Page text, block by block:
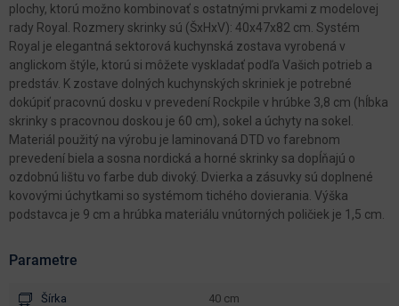
plochy, ktorú možno kombinovať s ostatnými prvkami z modelovej
rady Royal. Rozmery skrinky sú (ŠxHxV): 40x47x82 cm. Systém
Royal je elegantná sektorová kuchynská zostava vyrobená v
anglickom štýle, ktorú si môžete vyskladať podľa Vašich potrieb a
predstáv. K zostave dolných kuchynských skriniek je potrebné
dokúpiť pracovnú dosku v prevedení Rockpile v hrúbke 3,8 cm (hĺbka
skrinky s pracovnou doskou je 60 cm), sokel a úchyty na sokel.
Materiál použitý na výrobu je laminovaná DTD vo farebnom
prevedení biela a sosna nordická a horné skrinky sa dopĺňajú o
ozdobnú lištu vo farbe dub divoký. Dvierka a zásuvky sú doplnené
kovovými úchytkami so systémom tichého dovierania. Výška
podstavca je 9 cm a hrúbka materiálu vnútorných poličiek je 1,5 cm.
Parametre
Šírka 40 cm